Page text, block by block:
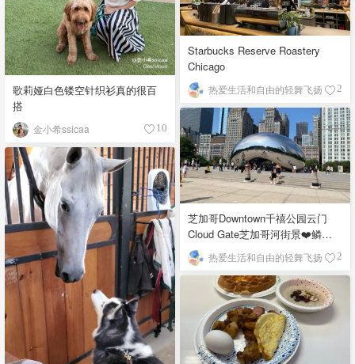
歌莉娅白色镂空针织衫真的很百
搭
金小希ssicaa 10
Starbucks Reserve Roastery
Chicago
热爱生活和自由的轻舞飞扬 2
芝加哥Downtown千禧公园云门
Cloud Gate芝加哥河街景❤️鳞次
栉比的高楼
热爱生活和自由的轻舞飞扬 2